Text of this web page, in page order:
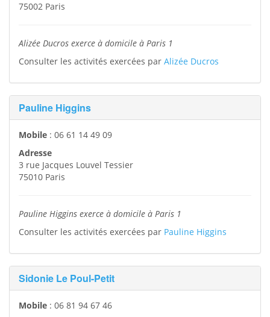
75002 Paris
Alizée Ducros exerce à domicile à Paris 1
Consulter les activités exercées par Alizée Ducros
Pauline Higgins
Mobile : 06 61 14 49 09
Adresse
3 rue Jacques Louvel Tessier
75010 Paris
Pauline Higgins exerce à domicile à Paris 1
Consulter les activités exercées par Pauline Higgins
Sidonie Le Poul-Petit
Mobile : 06 81 94 67 46